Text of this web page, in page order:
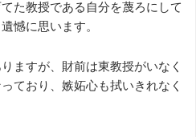
た教授である自分を蔑ろにして
憾に思います。
ますが、財前は東教授がいなく
ており、嫉妬心も拭いきれなく